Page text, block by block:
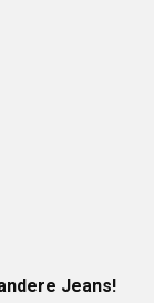
Jeans!